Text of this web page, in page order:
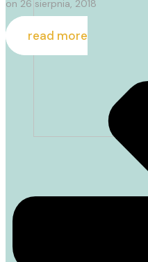
on 26 sierpnia, 2018
read more